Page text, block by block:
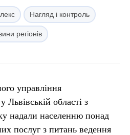
Нагляд і контроль
регіонів
управління
Львівській області з
надали населенню понад
послуг з питань ведення